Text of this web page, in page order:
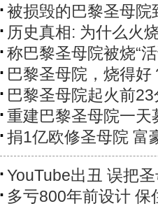
被损毁的巴黎圣母院
历史真相: 为什么火
称巴黎圣母院被烧“
巴黎圣母院，烧得好
巴黎圣母院起火前
重建巴黎圣母院一天
捐1亿欧修圣母院 富
YouTube出丑 误把
多亏800年前设计 保